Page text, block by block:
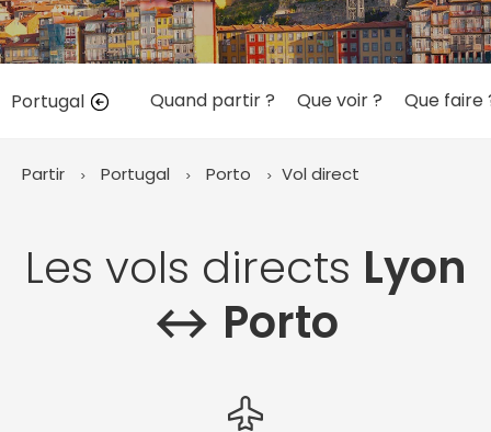
Portugal Quand partir ? Que voir ? Que faire
Partir Portugal Porto Vol direct
Les vols directs Lyon
↔︎ Porto
☀️ Où partir par mois
Juillet
Août Septembre
Octobre